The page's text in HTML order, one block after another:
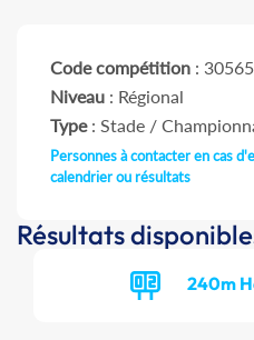
Code compétition :
Niveau : Régional
Type: Stade /
Personnes à contacter en cas
calendrier ou résultats
Résultats
240m